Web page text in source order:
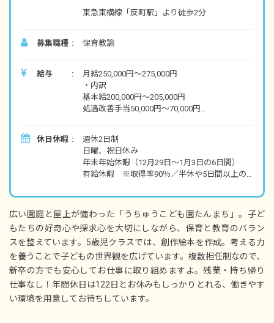
東急東横線「反町駅」より徒歩2分
募集職種 保育教諭
給与
月給250,000円～275,000円
・内訳
基本給200,000円～205,000円
処遇改善手当50,000円～70,000円
昇給年1回 月2,500円
賞与年3回 計3～5カ月分
交通費全額支給 ※通勤距離2㎞以上の場合の
み
【年収例】
入社1年目：年収3,600,000円
入社2年目：年収3,800,000円
※試用期間3〜6カ月／同条件
休日休暇
週休2日制
日曜、祝日休み
年末年始休暇（12月29日～1月3日の6日間）
有給休暇 ※取得率90％／半休や5日間以上の
慶弔休暇
産前産後・育児休暇 ※取得率・復帰率100％
介護休暇
育児看護休暇（有給として取得可能※諸条件あ
り）
病気休暇 ※3大疾病等に限る／諸条件あり
・年間休日122日
◆お休みをしっかり取れる職場です
職員全員がバランス良く休暇が取れるように体
広い園庭と屋上が備わった「うちゅうこども園たんまち」。子ど
もたちの好奇心や探求心を大切にしながら、保育と教育のバラン
スを整えています。5歳児クラスでは、創作絵本を作成。考える力
を養うことで子どもの世界観を広げています。複数担任制なので、
新卒の方でも安心してお仕事に取り組めますよ。残業・持ち帰り
仕事なし！年間休日は122日とお休みもしっかりとれる、働きやす
い環境を用意してお待ちしています。